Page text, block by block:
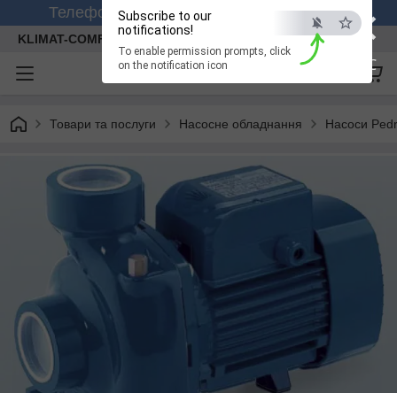
×
ESC
Subscribe to our
notifications!
To enable permission prompts, click
on the notification icon
Телефонуйте +380 (99) 158-26-56 (viber)
KLIMAT-COMFORT
Товари та послуги Насосне обладнання Насоси